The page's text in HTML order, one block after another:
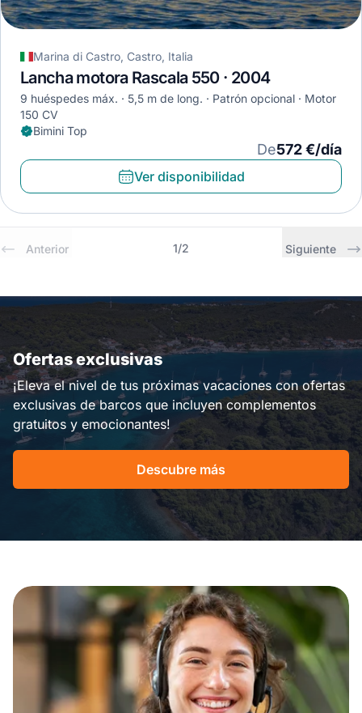
Marina di Castro, Castro, Italia
Lancha motora Rascala 550 · 2004
9 huéspedes máx. 5,5 m de long. Patrón opcional
Motor
150 CV
Bimini Top
De572 €/día
Ver disponibilidad
Anterior 1/2 Siguiente
Ofertas exclusivas
¡Eleva el nivel de tus próximas vacaciones con ofertas
exclusivas de barcos que incluyen complementos
gratuitos y emocionantes!
Descubre más